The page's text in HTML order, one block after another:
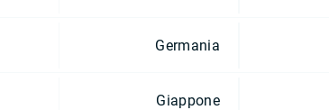
Germania
Giappone